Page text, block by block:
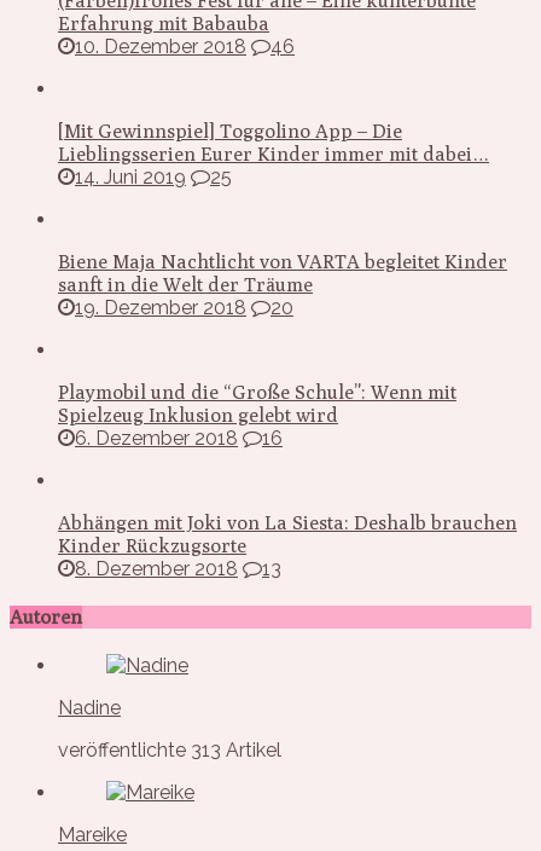
Erfahrung mit Babauba
10. Dezember 2018
46
[Mit Gewinnspiel] Toggolino App – Die
Lieblingsserien Eurer Kinder immer mit dabei…
14. Juni 2019
25
Biene Maja Nachtlicht von VARTA begleitet Kinder
sanft in die Welt der Träume
19. Dezember 2018
20
Playmobil und die “Große Schule”: Wenn mit
Spielzeug Inklusion gelebt wird
6. Dezember 2018
16
Abhängen mit Joki von La Siesta: Deshalb brauchen
Kinder Rückzugsorte
8. Dezember 2018
13
Autoren
Nadine
veröffentlichte 313 Artikel
Mareike